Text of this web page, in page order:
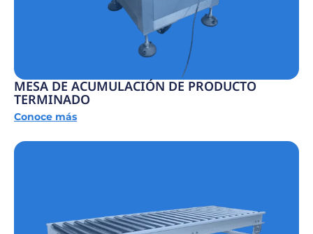
MESA DE ACUMULACIÓN DE PRODUCTO
TERMINADO
Conoce más